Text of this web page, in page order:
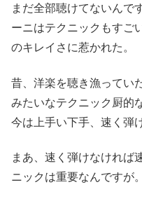
まだ全部聴けてないんで
ーニはテクニックもすご
のキレイさに惹かれた。
昔、洋楽を聴き漁ってい
みたいなテクニック厨的
今は上手い下手、速く弾
まあ、速く弾けなければ
ニックは重要なんですが。